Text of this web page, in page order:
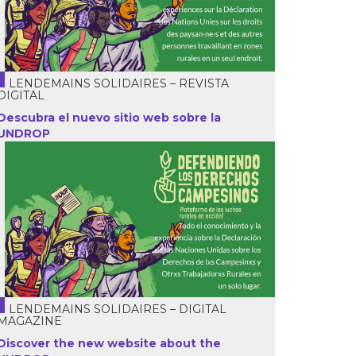
LENDEMAINS SOLIDAIRES – REVISTA
el nuevo sitio web sobre la
LENDEMAINS SOLIDAIRES – DIGITAL
the new website about the